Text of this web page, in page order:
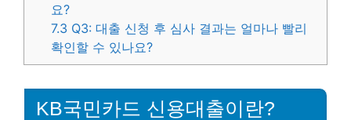
요?
7.3 Q3: 대출 신청 후 심사 결과는 얼마나 빨리
확인할 수 있나요?
KB국민카드 신용대출이란?